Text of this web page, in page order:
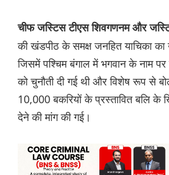
चीफ जस्टिस टीएस शिवगणनम और
की खंडपीठ के समक्ष जनहित याचिका
जिसमें पश्चिम बंगाल में भगवान के नाम
को चुनौती दी गई थी और विशेष रूप से
10,000 बकरियों के प्रस्तावित बलि
देने की मांग की गई।